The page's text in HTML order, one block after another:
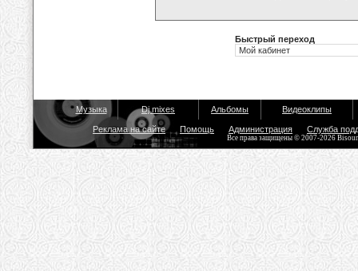
Быстрый переход
Музыка Dj mixes Альбомы Видеоклипы
Реклама на сайте Помощь Администрация Служба
Все права защищены © 2007-2026